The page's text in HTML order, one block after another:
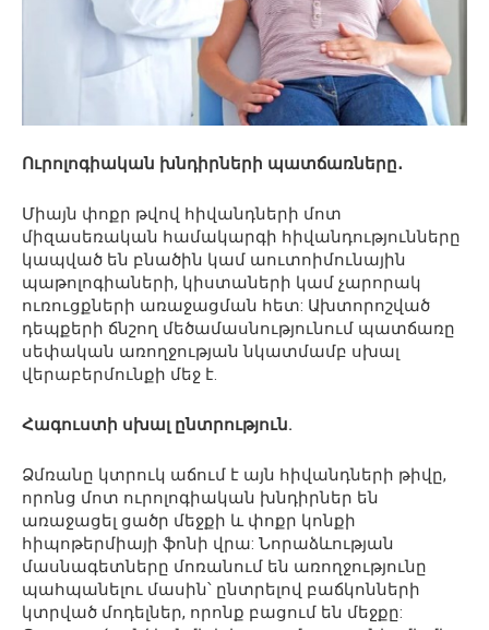
Ուրոլոգիական խնդիրների պատճառները․
Միայն փոքր թվով հիվանդների մոտ
միզասեռական համակարգի հիվանդությունները
կապված են բնածին կամ աուտոիմունային
պաթոլոգիաների, կիստաների կամ չարորակ
ուռուցքների առաջացման հետ: Ախտորոշված ​​
դեպքերի ճնշող մեծամասնությունում պատճառը
սեփական առողջության նկատմամբ սխալ
վերաբերմունքի մեջ է.
Հագուստի սխալ ընտրություն.
Ձմռանը կտրուկ աճում է այն հիվանդների թիվը,
որոնց մոտ ուրոլոգիական խնդիրներ են
առաջացել ցածր մեջքի և փոքր կոնքի
հիպոթերմիայի ֆոնի վրա: Նորաձևության
մասնագետները մոռանում են առողջությունը
պահպանելու մասին՝ ընտրելով բաճկոնների
կտրված մոդելներ, որոնք բացում են մեջքը: